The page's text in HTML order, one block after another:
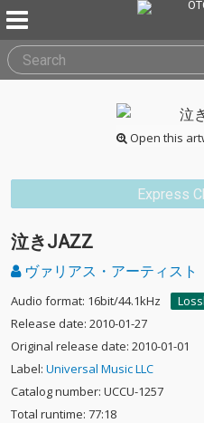
Open this
Express
泣きJAZZ
ヴァリアス・アーティスト
Audio format: 16bit/44.1kHz
Release date: 2010-01-27
Original release date: 2010-01-01
Label: Universal Music LLC
Catalog number: UCCU-1257
Total runtime: 77:18